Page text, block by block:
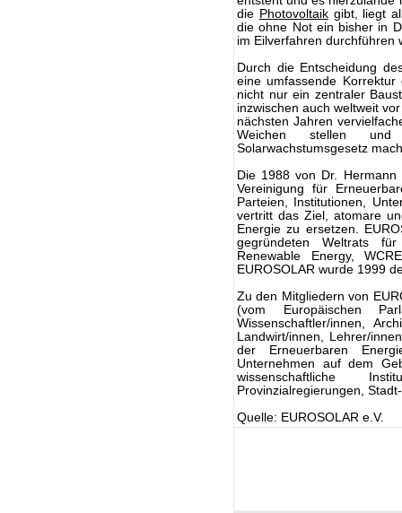
die Photovoltaikgibt, liegt
die ohne Not ein bisher in
im Eilverfahren durchführen
Durch die Entscheidung
eine umfassende
nicht nur ein zentraler
inzwischen auch weltweit
nächsten Jahren
Weichen stellen und
Solarwachstumsgesetz
Die 1988 von Dr. Hermann
Vereinigung für
Parteien, Institutionen,
vertritt das Ziel, atomare
Energie zu ersetzen.
gegründeten Weltrats
Renewable Energy,
EUROSOLAR wurde 1999
Zu den Mitgliedern von
(vom Europäischen
Wissenschaftler/innen,
Landwirt/innen, Lehrer/
der Erneuerbaren
Unternehmen auf dem
wissenschaftliche
Provinzialregierungen,
Quelle: EUROSOLAR e.V.